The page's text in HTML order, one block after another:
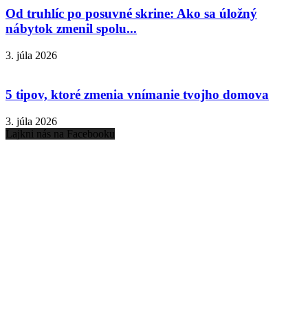
Od truhlíc po posuvné skrine: Ako sa úložný
nábytok zmenil spolu...
3. júla 2026
5 tipov, ktoré zmenia vnímanie tvojho domova
3. júla 2026
Lajkni nás na Facebooku